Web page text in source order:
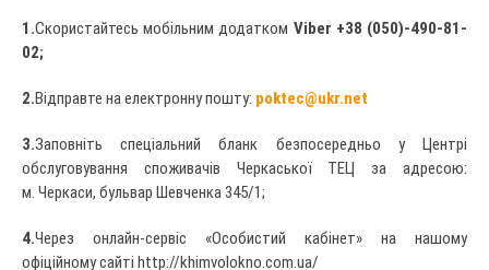
1.Скористайтесь мобільним додатком Viber +38 (050)-490-81-
02;
2.Відправте на електронну пошту: poktec@ukr.net
3.Заповніть спеціальний бланк безпосередньо у Центрі
обслуговування споживачів Черкаської ТЕЦ за адресою:
м. Черкаси, бульвар Шевченка 345/1;
4.Через онлайн-сервіс «Особистий кабінет» на нашому
офіційному сайті http://khimvolokno.com.ua/